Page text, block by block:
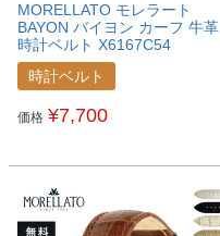
MORELLATO モレラート
BAYON バイヨン カーフ 牛革
時計ベルト X6167C54
時計ベルト
価格 ¥7,700